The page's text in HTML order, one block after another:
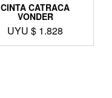
CINTA CATRACA
VONDER
UYU $ 1.828